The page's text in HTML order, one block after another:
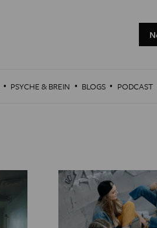
· PSYCHE & BREIN · BLOGS · PODCAST